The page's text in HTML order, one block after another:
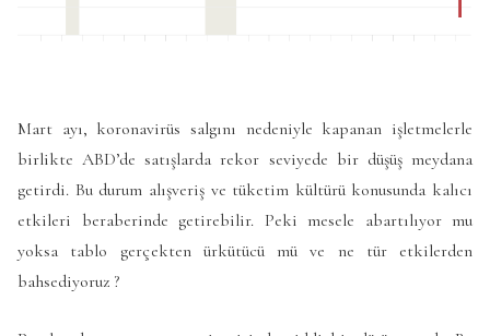
Mart ayı, koronavirüs salgını nedeniyle kapanan işletmelerle
birlikte ABD’de satışlarda rekor seviyede bir düşüş meydana
getirdi. Bu durum alışveriş ve tüketim kültürü konusunda kalıcı
etkileri beraberinde getirebilir. Peki mesele abartılıyor mu
yoksa tablo gerçekten ürkütücü mü ve ne tür etkilerden
bahsediyoruz ?